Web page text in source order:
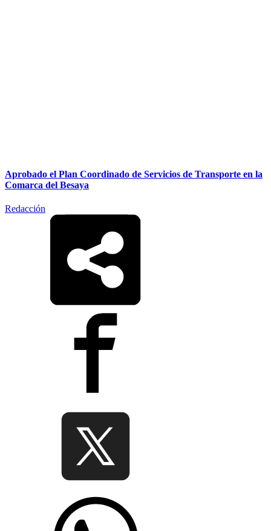
Aprobado el Plan Coordinado de Servicios de Transporte en la
Comarca del Besaya
Redacción